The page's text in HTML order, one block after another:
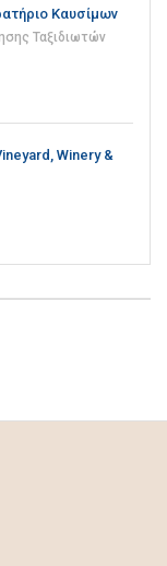
Καυσίμων
Ταξιδιωτών
Winery &